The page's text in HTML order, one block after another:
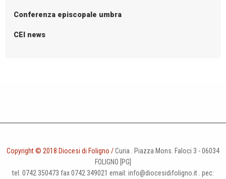
Conferenza episcopale umbra
CEI news
Copyright © 2018 Diocesi di Foligno /Curia . Piazza Mons. Faloci 3 - 06034
FOLIGNO [PG]
tel. 0742 350473 fax 0742 349021 email: info@diocesidifoligno.it . pec: